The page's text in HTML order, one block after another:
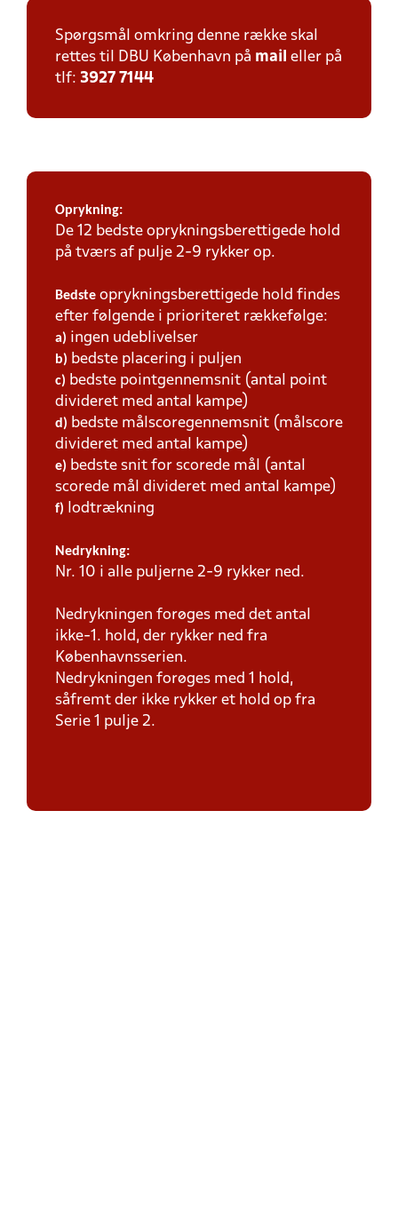
Spørgsmål omkring denne række skal
rettes til DBU København på mail eller på
tlf: 3927 7144
Oprykning:
De 12 bedste oprykningsberettigede hold
på tværs af pulje 2-9 rykker op.
Bedste oprykningsberettigede hold findes
efter følgende i prioriteret rækkefølge:
a) ingen udeblivelser
b) bedste placering i puljen
c) bedste pointgennemsnit (antal point
divideret med antal kampe)
d) bedste målscoregennemsnit (målscore
divideret med antal kampe)
e) bedste snit for scorede mål (antal
scorede mål divideret med antal kampe)
f) lodtrækning
Nedrykning:
Nr. 10 i alle puljerne 2-9 rykker ned.
Nedrykningen forøges med det antal
ikke-1. hold, der rykker ned fra
Københavnsserien.
Nedrykningen forøges med 1 hold,
såfremt der ikke rykker et hold op fra
Serie 1 pulje 2.